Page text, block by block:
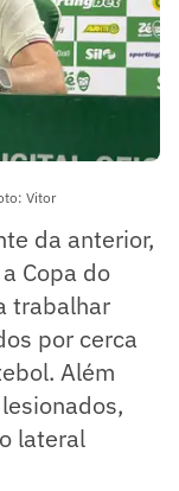
Vitor
da anterior,
Copa do
trabalhar
por cerca
Além
lateral